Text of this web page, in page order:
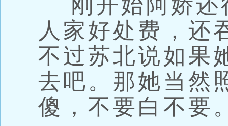
刚开始阿娇还
人家好处费，还
不过苏北说如果
去吧。那她当然
傻，不要白不要